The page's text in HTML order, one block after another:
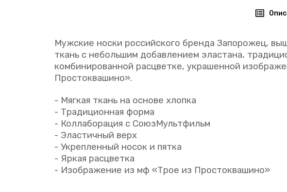
Мужские носки российского бренда Запорожец,
ткань с небольшим добавлением эластана,
комбинированной расцветке, украшенной
Простоквашино».
- Мягкая ткань на основе хлопка
- Традиционная форма
- Коллаборация с СоюзМультфильм
- Эластичный верх
- Укрепленный носок и пятка
- Яркая расцветка
- Изображение из мф «Трое из Простоквашино»